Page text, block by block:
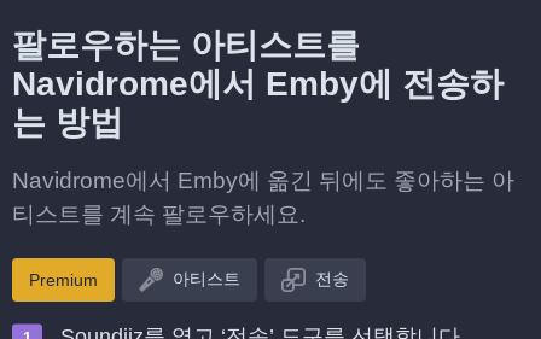
팔로우하는 아티스트를
Navidrome에서 Emby에 전송하
는 방법
Navidrome에서 Emby에 옮긴 뒤에도 좋아하는 아
티스트를 계속 팔로우하세요.
Premium 아티스트 전송